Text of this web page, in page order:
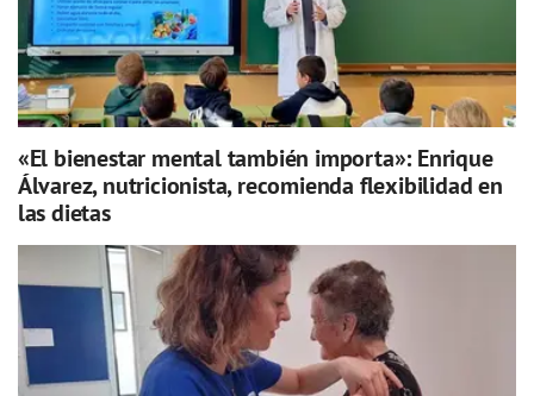
«El bienestar mental también importa»: Enrique
Álvarez, nutricionista, recomienda flexibilidad en
las dietas